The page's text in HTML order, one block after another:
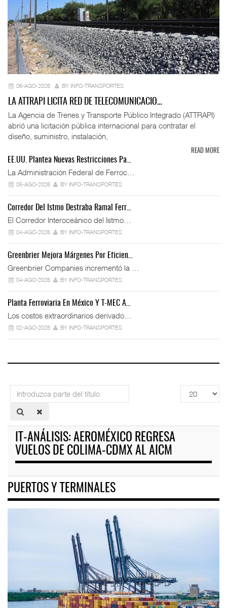
06-AGO-2026 BY INFO-TRANSPORTES
LA ATTRAPI LICITA RED DE TELECOMUNICACIO…
La Agencia de Trenes y Transporte Público Integrado (ATTRAPI)
abrió una licitación pública internacional para contratar el
diseño, suministro, instalación,
READ MORE
EE.UU. Plantea Nuevas Restricciones Pa…
La Administración Federal de Ferroc…
05-AGO-2026 BY INFO-TRANSPORTES
Corredor Del Istmo Destraba Ramal Ferr…
El Corredor Interoceánico del Istmo…
04-AGO-2026 BY INFO-TRANSPORTES
Greenbrier Mejora Márgenes Por Eficien…
Greenbrier Companies incrementó la …
04-AGO-2026 BY INFO-TRANSPORTES
Planta Ferroviaria En México Y T-MEC A…
Los costos extraordinarios derivado…
02-AGO-2026 BY INFO-TRANSPORTES
Introduzca
parte
del
Cantidad
a
IT-ANÁLISIS: AEROMÉXICO REGRESA
VUELOS DE COLIMA-CDMX AL AICM
PUERTOS Y TERMINALES